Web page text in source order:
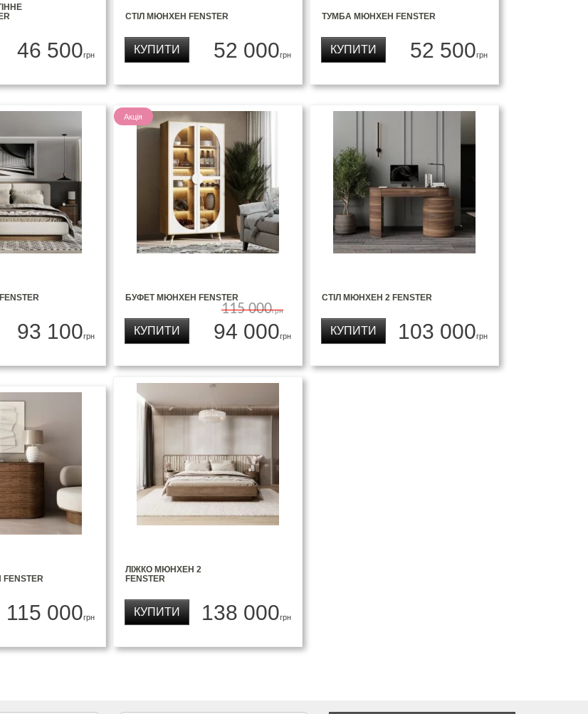
46 500грн
СТІЛ МЮНХЕН FENSTER
52 000грн
КУПИТИ
ТУМБА МЮНХЕН FENSTER
52 500грн
КУПИТИ
93 100грн
Акція
БУФЕТ МЮНХЕН FENSTER
115 000грн
94 000грн
КУПИТИ
СТІЛ МЮНХЕН 2 FENSTER
103 000грн
КУПИТИ
115 000грн
ЛІЖКО МЮНХЕН 2
FENSTER
138 000грн
КУПИТИ